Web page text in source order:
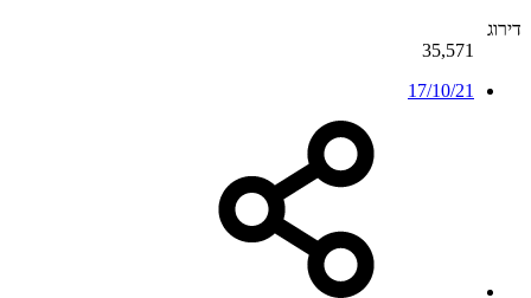
דירוג
35,571
17/10/21